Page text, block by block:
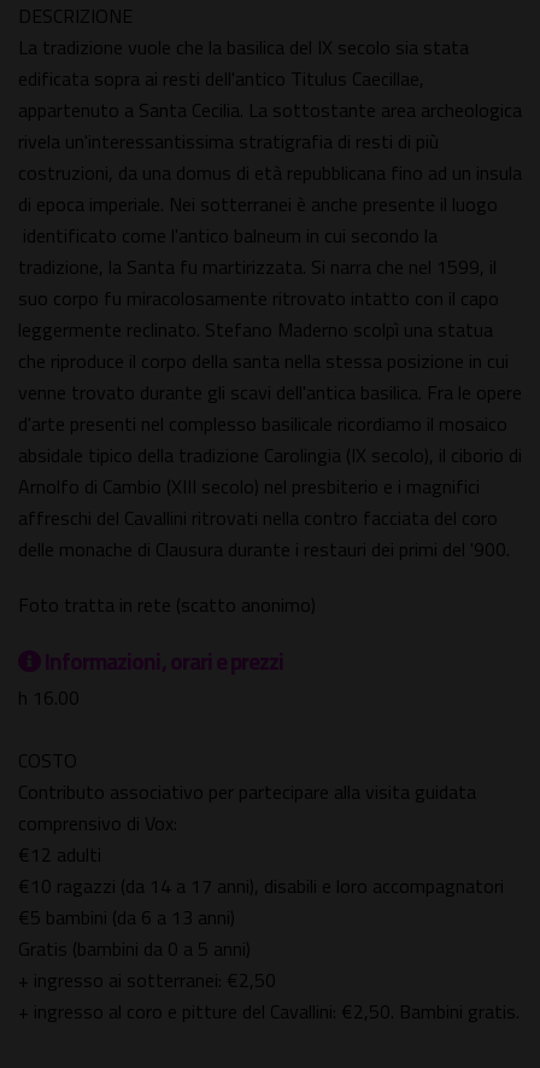
DESCRIZIONE
La tradizione vuole che la basilica del IX secolo sia stata
edificata sopra ai resti dell'antico Titulus Caecillae,
appartenuto a Santa Cecilia. La sottostante area archeologica
rivela un'interessantissima stratigrafia di resti di più
costruzioni, da una domus di età repubblicana fino ad un insula
di epoca imperiale. Nei sotterranei è anche presente il luogo
identificato come l'antico balneum in cui secondo la
tradizione, la Santa fu martirizzata. Si narra che nel 1599, il
suo corpo fu miracolosamente ritrovato intatto con il capo
leggermente reclinato. Stefano Maderno scolpì una statua
che riproduce il corpo della santa nella stessa posizione in cui
venne trovato durante gli scavi dell'antica basilica. Fra le opere
d'arte presenti nel complesso basilicale ricordiamo il mosaico
absidale tipico della tradizione Carolingia (IX secolo), il ciborio di
Arnolfo di Cambio (XIII secolo) nel presbiterio e i magnifici
affreschi del Cavallini ritrovati nella contro facciata del coro
delle monache di Clausura durante i restauri dei primi del '900.
Foto tratta in rete (scatto anonimo)
Informazioni, orari e prezzi
h 16.00
COSTO
Contributo associativo per partecipare alla visita guidata
comprensivo di Vox:
€12 adulti
€10 ragazzi (da 14 a 17 anni), disabili e loro accompagnatori
€5 bambini (da 6 a 13 anni)
Gratis (bambini da 0 a 5 anni)
+ ingresso ai sotterranei: €2,50
+ ingresso al coro e pitture del Cavallini: €2,50. Bambini gratis.